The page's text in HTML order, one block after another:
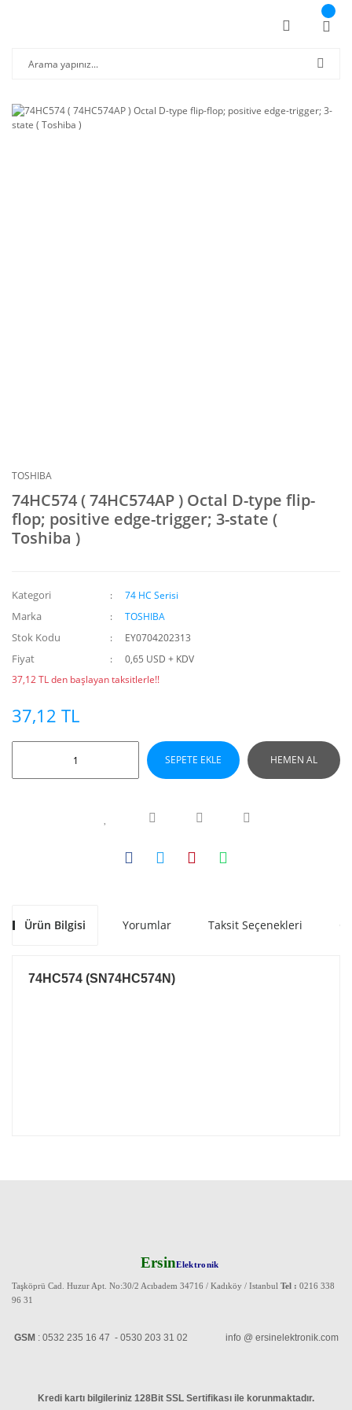
TOSHIBA
74HC574 ( 74HC574AP ) Octal D-type flip-
flop; positive edge-trigger; 3-state (
Toshiba )
Kategori 74 HC Serisi
Marka TOSHIBA
Stok Kodu EY0704202313
Fiyat
0,65 USD + KDV
37,12 TL den başlayan taksitlerle!!
37,12 TL
SEPETE EKLE HEMEN AL
Ürün Bilgisi Yorumlar Taksit Seçenekleri
74HC574 (SN74HC574N)
ErsinElektronik
Taşköprü Cad. Huzur Apt. No:30/2 Acıbadem 34716 / Kadıköy / Istanbul Tel : 0216 338
96 31
GSM : 0532 235 16 47 - 0530 203 31 02 info @ ersinelektronik.com
Kredi kartı bilgileriniz 128Bit SSL Sertifikası ile korunmaktadır.